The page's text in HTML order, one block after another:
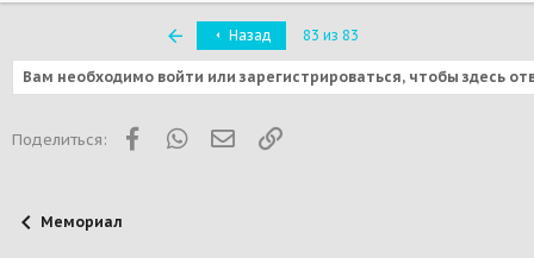
ПервыйНазад 83 из 83
Вам необходимо войти или зарегистрироваться, чтобы здесь
Поделиться: FacebookWhatsAppЭлектронная почта
Ссылка
Мемориал